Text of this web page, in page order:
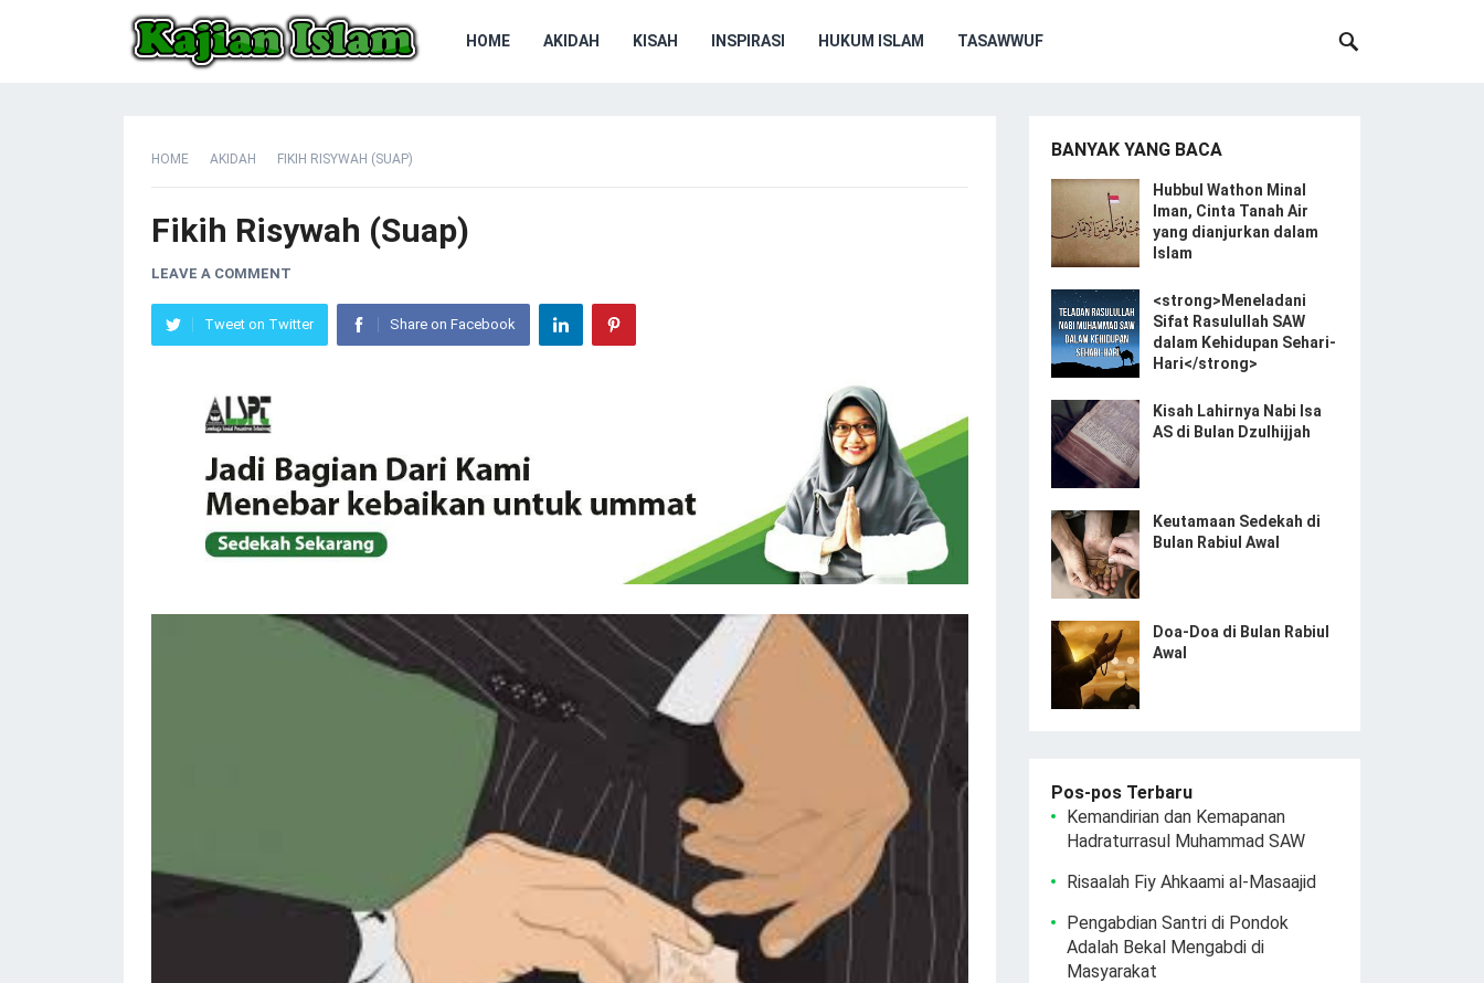
HOME AKIDAH KISAH INSPIRASI HUKUM ISLAM TASAWWUF
HOME AKIDAH FIKIH RISYWAH (SUAP)
Fikih Risywah (Suap)
LEAVE A COMMENT
Tweet on Twitter Share on Facebook
BANYAK YANG BACA
Hubbul Wathon Minal
Iman, Cinta Tanah Air
yang dianjurkan dalam
Islam
<strong>Meneladani
Sifat Rasulullah SAW
dalam Kehidupan Sehari-
Hari</strong>
Kisah Lahirnya Nabi Isa
AS di Bulan Dzulhijjah
Keutamaan Sedekah di
Bulan Rabiul Awal
Doa-Doa di Bulan Rabiul
Awal
Pos-pos Terbaru
Kemandirian dan Kemapanan
Hadraturrasul Muhammad SAW
Risaalah Fiy Ahkaami al-Masaajid
Pengabdian Santri di Pondok
Adalah Bekal Mengabdi di
Masyarakat